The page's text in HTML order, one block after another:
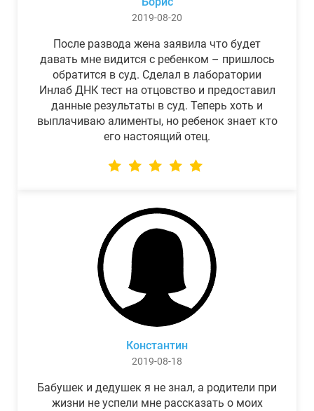
2019-08-20
После развода жена заявила что будет
давать мне видится с ребенком – пришлось
обратится в суд. Сделал в лаборатории
Инлаб ДНК тест на отцовство и предоставил
данные результаты в суд. Теперь хоть и
выплачиваю алименты, но ребенок знает кто
его настоящий отец.
Константин
2019-08-18
Бабушек и дедушек я не знал, а родители при
жизни не успели мне рассказать о моих